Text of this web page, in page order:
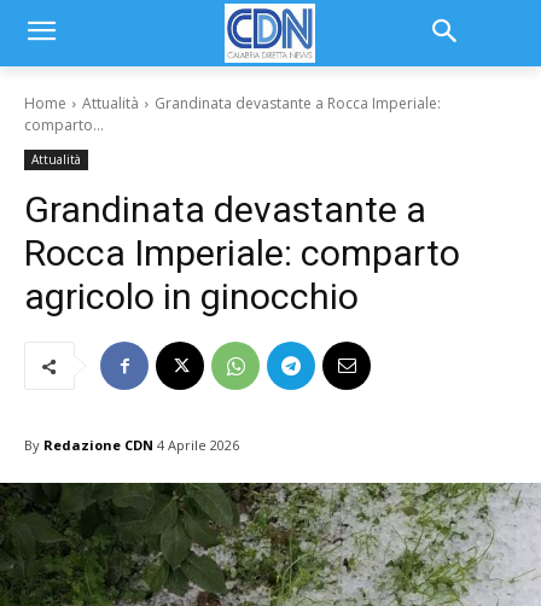
Home Attualità
Grandinata devastante a Rocca Imperiale:
comparto...
Attualità
Grandinata devastante a
Rocca Imperiale: comparto
agricolo in ginocchio
By Redazione CDN 4 Aprile 2026